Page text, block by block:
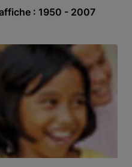
: 1950 - 2007